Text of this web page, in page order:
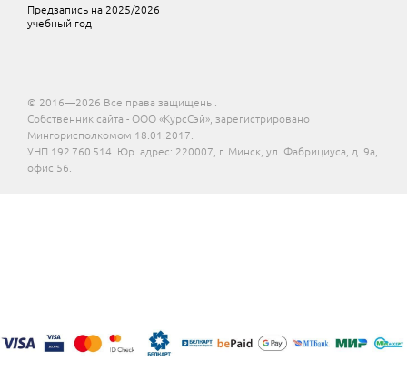
Предзапись на 2025/2026
учебный год
© 2016—2026 Все права защищены.
Собственник сайта - ООО «КурсСэй», зарегистрировано
Мингорисполкомом 18.01.2017.
УНП 192 760 514. Юр. адрес: 220007, г. Минск, ул. Фабрициуса, д. 9а,
офис 56.